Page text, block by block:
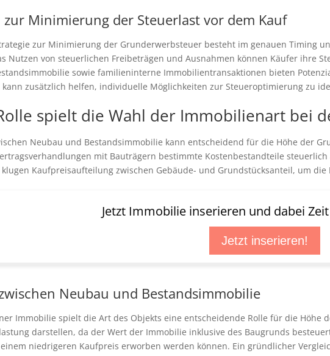
zur Minimierung der Steuerlast vor dem Kauf
zur Minimierung der Grunderwerbsteuer besteht im genauen Timing
Nutzen von steuerlichen Freibeträgen und Ausnahmen können Käufer ihre
sowie familieninterne Immobilientransaktionen bieten
kann zusätzlich helfen, individuelle Möglichkeiten zur Steueroptimierung zu
spielt die Wahl der Immobilienart bei
Neubau und Bestandsimmobilie kann entscheidend für die Höhe der
mit Bauträgern bestimmte Kostenbestandteile
klugen Kaufpreisaufteilung zwischen Gebäude- und Grundstücksanteil, um
Jetzt Immobilie inserieren und dabei
Jetzt inserieren!
Neubau und Bestandsimmobilie
Immobilie spielt die Art des Objekts eine entscheidende Rolle für die
darstellen, da der Wert der Immobilie inklusive des Baugrunds
niedrigeren Kaufpreis erworben werden können. Ein gründlicher